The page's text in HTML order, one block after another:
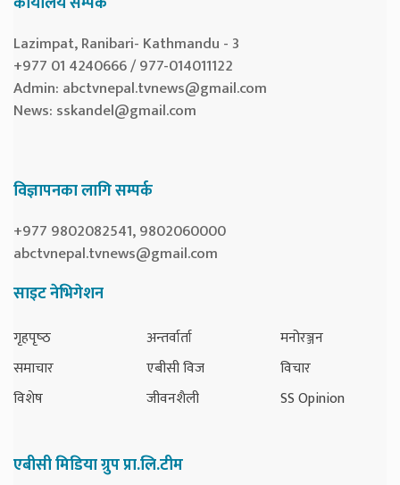
Lazimpat, Ranibari- Kathmandu - 3
+977 01 4240666 / 977-014011122
Admin: abctvnepal.tvnews@gmail.com
News: sskandel@gmail.com
विज्ञापनका लागि सम्पर्क
+977 9802082541, 9802060000
abctvnepal.tvnews@gmail.com
साइट नेभिगेशन
गृहपृष्‍ठ
समाचार
विशेष
अन्तर्वार्ता
एबीसी विज
जीवनशैली
मनोरञ्जन
विचार
SS Opinion
एबीसी मिडिया ग्रुप प्रा.लि.टीम